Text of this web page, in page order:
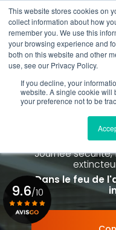
This website stores cookies on
collect information about how
remember you. We use this
your browsing experience and
both on this website and other
use, see our Privacy Policy.
If you decline, your
website. A single cookie will
your preference not to be
Aller
au
contenu
principal
01 84 20 18 48
Spécialiste
de la
à Paris La
Journée
Dans le feu de
9.6/10